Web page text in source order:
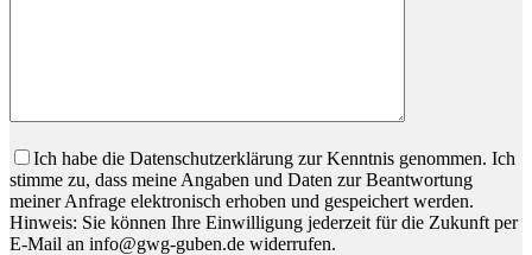
Bitte lassen Sie dieses Feld leer.
Ich habe die Datenschutzerklärung zur Kenntnis genommen. Ich
stimme zu, dass meine Angaben und Daten zur Beantwortung
meiner Anfrage elektronisch erhoben und gespeichert werden.
Hinweis: Sie können Ihre Einwilligung jederzeit für die Zukunft per
E-Mail an info@gwg-guben.de widerrufen.